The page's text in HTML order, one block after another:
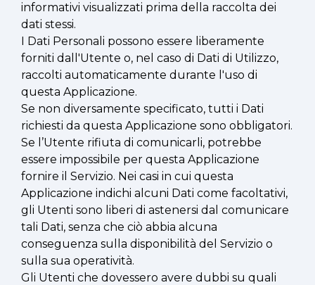
informativi visualizzati prima della raccolta dei
dati stessi.
I Dati Personali possono essere liberamente
forniti dall'Utente o, nel caso di Dati di Utilizzo,
raccolti automaticamente durante l'uso di
questa Applicazione.
Se non diversamente specificato, tutti i Dati
richiesti da questa Applicazione sono obbligatori.
Se l’Utente rifiuta di comunicarli, potrebbe
essere impossibile per questa Applicazione
fornire il Servizio. Nei casi in cui questa
Applicazione indichi alcuni Dati come facoltativi,
gli Utenti sono liberi di astenersi dal comunicare
tali Dati, senza che ciò abbia alcuna
conseguenza sulla disponibilità del Servizio o
sulla sua operatività.
Gli Utenti che dovessero avere dubbi su quali